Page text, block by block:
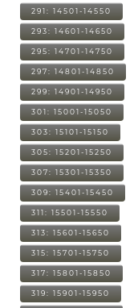
291: 14501-14550
293: 14601-14650
295: 14701-14750
297: 14801-14850
299: 14901-14950
301: 15001-15050
303: 15101-15150
305: 15201-15250
307: 15301-15350
309: 15401-15450
311: 15501-15550
313: 15601-15650
315: 15701-15750
317: 15801-15850
319: 15901-15950